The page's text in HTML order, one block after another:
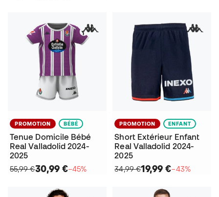
PROMOTION BÉBÉ
Tenue Domicile Bébé
Real Valladolid 2024-
2025
55,99 €30,99 €−45%
PROMOTION ENFANT
Short Extérieur Enfant
Real Valladolid 2024-
2025
34,99 €19,99 €−43%